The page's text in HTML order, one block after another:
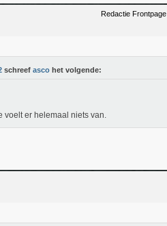
Redactie Frontpage
schreef asco het volgende:
voelt er helemaal niets van.